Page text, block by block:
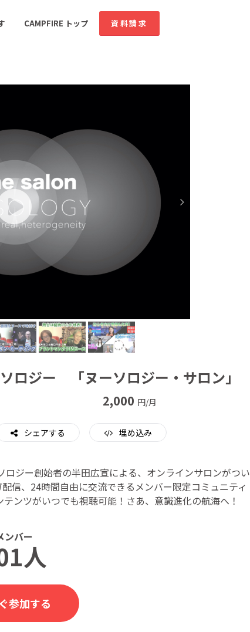
CAMPFIRE トップ 資料請求
舞台・パフォーマンス
フード・飲食店
アニメ・漫画
ビューティー・ヘルスケア
CAMPFIRE Creation
ロジー 「ヌーソロジー・サロン」
2,000 円/月
シェアする 埋め込み
ー創始者の半田広宣による、オンラインサロンがつい
信、24時間自由に交流できるメンバー限定コミュニティ
ンツがいつでも視聴可能！さあ、意識進化の航海へ！
ンバー
人
参加する